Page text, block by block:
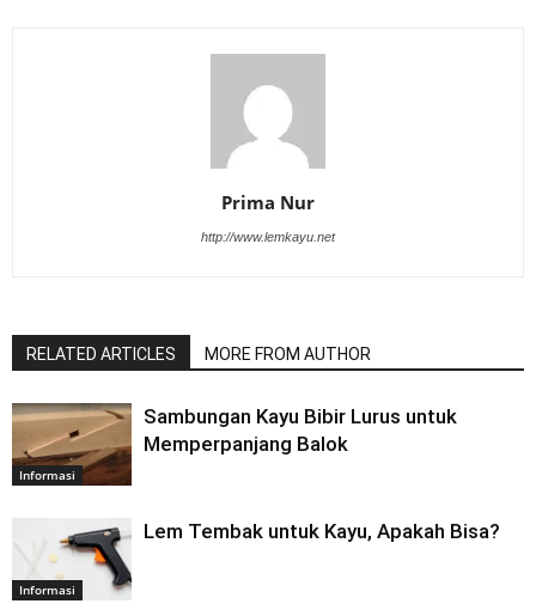
Prima Nur
http://www.lemkayu.net
RELATED ARTICLES MORE FROM AUTHOR
Informasi
Sambungan Kayu Bibir Lurus untuk
Memperpanjang Balok
Informasi
Lem Tembak untuk Kayu, Apakah Bisa?